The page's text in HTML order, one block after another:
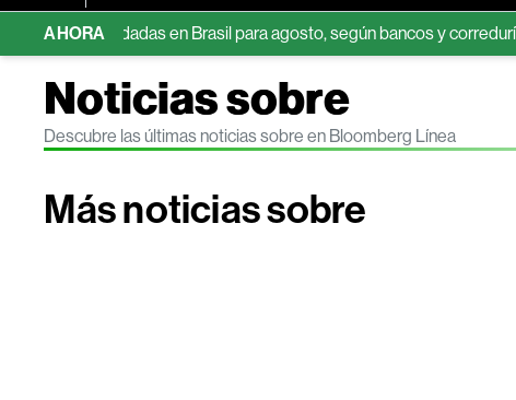
AHORA en Brasil para agosto, según bancos y corredurías
Noticias sobre
Descubre las últimas noticias sobre en Bloomberg Línea
Más noticias sobre